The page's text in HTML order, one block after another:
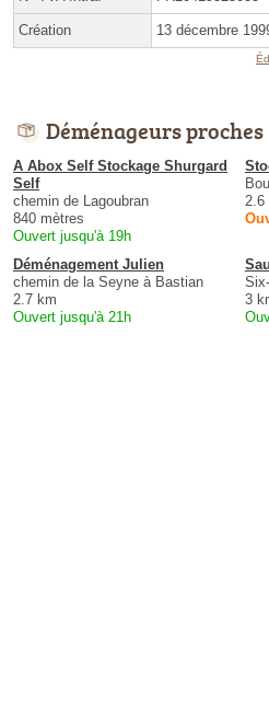
Création 13 décembre
Déménageurs proches
A Abox Self Stockage Shurgard
Self
chemin de Lagoubran
840 mètres
Ouvert jusqu'à 19h
2.6
Déménagement Julien
chemin de la Seyne à Bastian
2.7 km
Ouvert jusqu'à 21h
3